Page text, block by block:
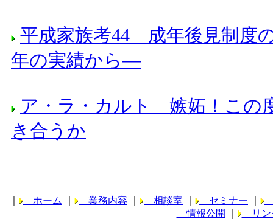
平成家族考44 成年後見制度
年の実績から―
ア・ラ・カルト 嫉妬！この
き合うか
ホーム 業務内容 相談室 セミナー
情報公開
リン